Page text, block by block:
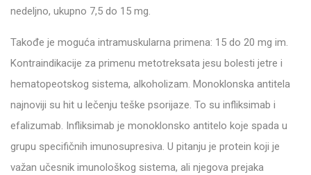
nedeljno, ukupno 7,5 do 15 mg.
Takođe je moguća intramuskularna primena: 15 do 20 mg im.
Kontraindikacije za primenu metotreksata jesu bolesti jetre i
hematopeotskog sistema, alkoholizam. Monoklonska antitela
najnoviji su hit u lečenju teške psorijaze. To su infliksimab i
efalizumab. Infliksimab je monoklonsko antitelo koje spada u
grupu specifičnih imunosupresiva. U pitanju je protein koji je
važan učesnik imunološkog sistema, ali njegova prejaka